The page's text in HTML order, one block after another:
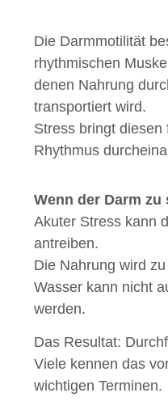
Die Darmmotilität
rhythmischen
denen Nahrung
transportiert wird.
Stress bringt diesen
Rhythmus
Wenn der Darm
Akuter Stress kann
antreiben.
Die Nahrung wird
Wasser kann nicht
werden.
Das Resultat:
Viele kennen das
wichtigen Terminen.